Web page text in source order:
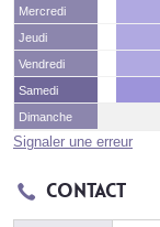
Mercredi
Jeudi
Vendredi
Samedi
Dimanche
Signaler une erreur
Contact